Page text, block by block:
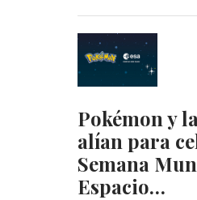
Pokémon y
alían para
Semana
Espacio…